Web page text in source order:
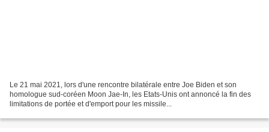
Le 21 mai 2021, lors d'une rencontre bilatérale entre Joe Biden et son
homologue sud-coréen Moon Jae-In, les Etats-Unis ont annoncé la fin des
limitations de portée et d'emport pour les missile...